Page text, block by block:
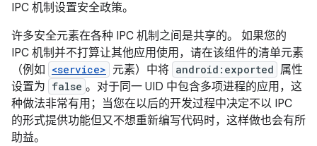
IPC 机制设置安全政策。
许多安全元素在各种 IPC 机制之间是共享的。 如果您的
IPC 机制并不打算让其他应用使用，请在该组件的清单元素
（例如
<service> 元素）中将 android:exported 属性
设置为 false 。对于同一 UID 中包含多项进程的应用，这
种做法非常有用；当您在以后的开发过程中决定不以 IPC
的形式提供功能但又不想重新编写代码时，这样做也会有所
助益。